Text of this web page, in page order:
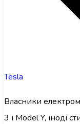
Tesla
Власники
3 і Model Y, іноді